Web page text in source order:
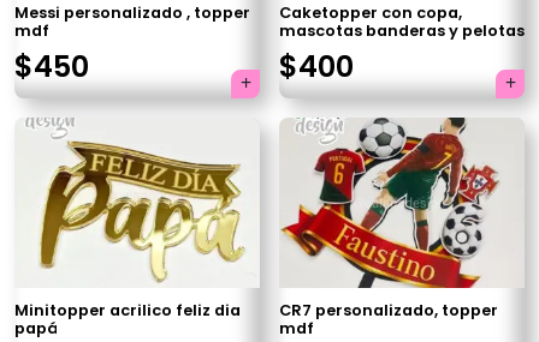
Messi personalizado , topper
mdf
$450
Caketopper con copa,
mascotas banderas y pelotas
$400
Minitopper acrilico feliz dia
papá
CR7 personalizado, topper
mdf
×
Tu carrito está vacío.
Agregá un producto y aparecerá acá
automáticamente.